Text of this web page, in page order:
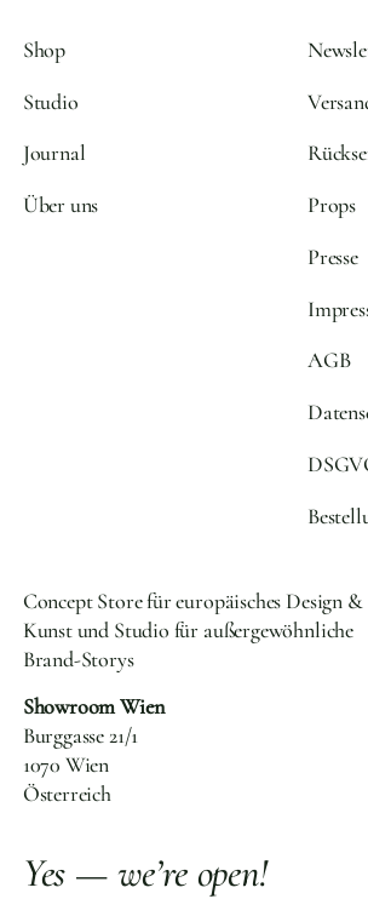
Shop
Studio
Journal
Über uns
Props
Presse
AGB
Concept Store für europäisches Design &
Kunst und Studio für außergewöhnliche
Brand-Storys
Showroom Wien
Burggasse 21/1
1070 Wien
Österreich
Yes — we’re open!